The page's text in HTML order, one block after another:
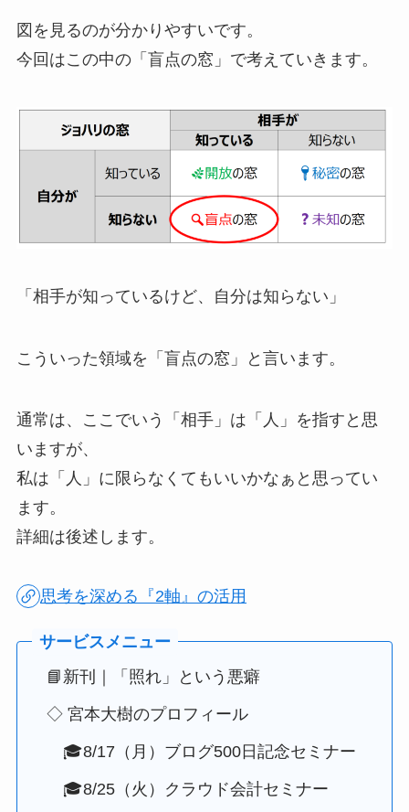
図を見るのが分かりやすいです。
今回はこの中の「盲点の窓」で考えていきます。
「相手が知っているけど、自分は知らない」
こういった領域を「盲点の窓」と言います。
通常は、ここでいう「相手」は「人」を指すと思
いますが、
私は「人」に限らなくてもいいかなぁと思ってい
ます。
詳細は後述します。
思考を深める『2軸』の活用
📘新刊｜「照れ」という悪癖
◇ 宮本大樹のプロフィール
🎓8/17（月）ブログ500日記念セミナー
🎓8/25（火）クラウド会計セミナー